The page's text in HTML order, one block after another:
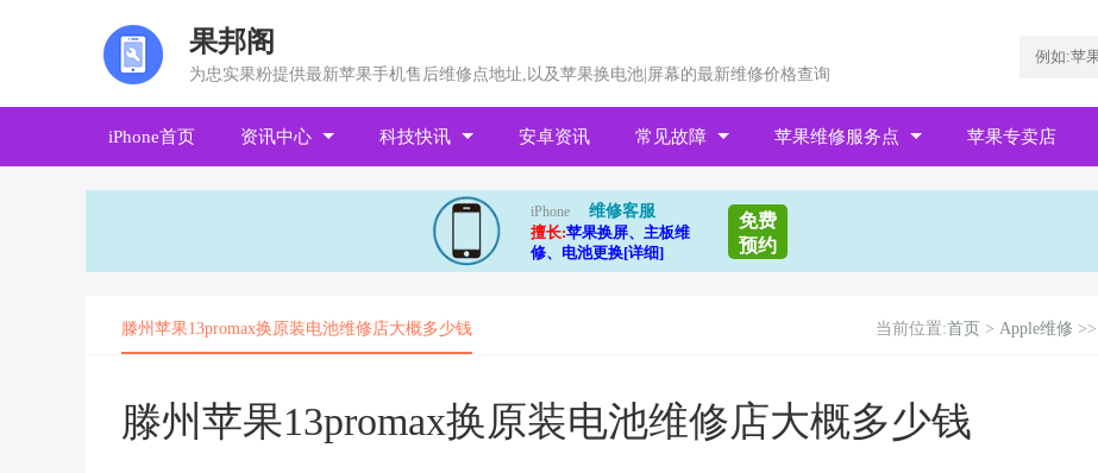
果邦阁
为忠实果粉提供最新苹果手机售后维修点地址,以及苹果换电池|屏幕的最新维修价格查询
iPhone首页 资讯中心 科技快讯 安卓资讯 常见故障 苹果维修服务点 苹果专卖店
iPhone
维修客服
擅长:苹果换屏、主板维
修、电池更换[详细]
免费
预约
滕州苹果13promax换原装电池维修店大概多少钱 当前位置:首页 > Apple维修 >>
滕州苹果13promax换原装电池维修店大概多少钱